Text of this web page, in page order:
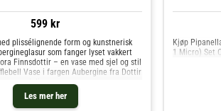
599 kr
Les mer her
plissélignende form og kunstnerisk
som fanger lyset vakkert
Finnsdottir – en vase med sjel og stil
Vase i fargen Aubergine fra Dottir
en nydelig va
Kjøp
1 Micro) Set